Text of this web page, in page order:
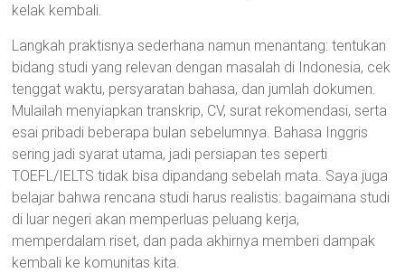
kelak kembali.
Langkah praktisnya sederhana namun menantang: tentukan
bidang studi yang relevan dengan masalah di Indonesia, cek
tenggat waktu, persyaratan bahasa, dan jumlah dokumen.
Mulailah menyiapkan transkrip, CV, surat rekomendasi, serta
esai pribadi beberapa bulan sebelumnya. Bahasa Inggris
sering jadi syarat utama, jadi persiapan tes seperti
TOEFL/IELTS tidak bisa dipandang sebelah mata. Saya juga
belajar bahwa rencana studi harus realistis: bagaimana studi
di luar negeri akan memperluas peluang kerja,
memperdalam riset, dan pada akhirnya memberi dampak
kembali ke komunitas kita.